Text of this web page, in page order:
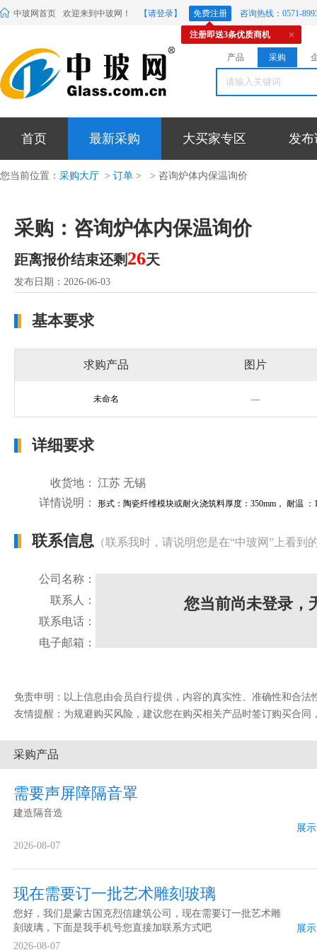
中玻网首页 欢迎来到中玻网！ 【请登录】 免费注册 咨询热线：0571-
注册即送3条优质商机
产品 采购
首页 最新采购 大买家专区 发布
您当前位置： 采购大厅 > 订单 > > 咨询炉体内保温询价
采购：咨询炉体内保温询价
距离报价结束还剩26天
发布日期：2026-06-03
基本要求
求购产品 图片
未命名 —
详细要求
收货地： 江苏 无锡
详情说明：
形式：陶瓷纤维模块或耐火浇筑料厚度：350mm， 耐温
联系信息 （联系我时，请说明您是在“中玻网”上看到
公司名称：
联系人：
联系电话：
电子邮箱：
您当前尚未登录，
免责申明：以上信息由会员自行提供，内容的真实性、准确性和合法
友情提醒：为规避购买风险，建议您在购买相关产品时签订购买合
采购产品
需要声屏障隔音罩
建造隔音造
展
2026-08-07
现在需要订一批艺术雕刻玻璃
您好，我们是蒙古国克烈信建筑公司，现在需要订一批艺术雕
刻玻璃，下面是我手机号您直接加联系方式吧
展
2026-08-07